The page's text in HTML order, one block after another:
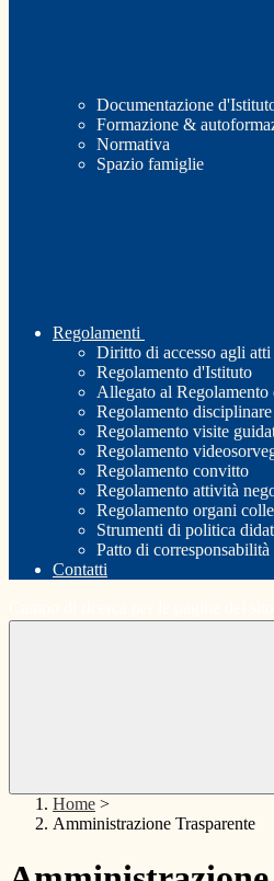
Documentazione
Formazione &
Normativa
Spazio famiglie
Regolamenti
Diritto di accesso agli
Regolamento d'Istituto
Allegato al
Regolamento disciplinare
Regolamento visite
Regolamento
Regolamento convitto
Regolamento attività
Regolamento organi
Strumenti di politica
Patto di corresponsabilità
Contatti
Home >
Amministrazione Trasparente